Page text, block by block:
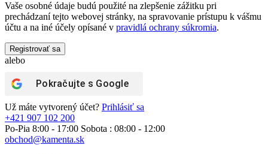
Vaše osobné údaje budú použité na zlepšenie zážitku pri
prechádzaní tejto webovej stránky, na spravovanie prístupu k vášmu
účtu a na iné účely opísané v pravidlá ochrany súkromia.
Registrovať sa
alebo
Pokračujte s Google
Už máte vytvorený účet? Prihlásiť sa
+421 907 102 200
Po-Pia 8:00 - 17:00 Sobota : 08:00 - 12:00
obchod@kamenta.sk